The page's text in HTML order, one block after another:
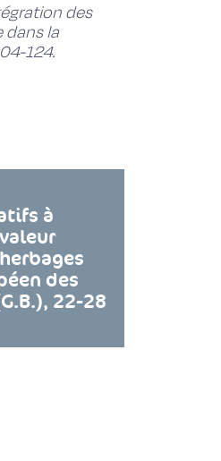
des
dans la
124.
à
des
22-28